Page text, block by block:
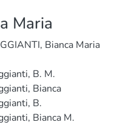
Maria
Bianca Maria
B. M.
Bianca
B.
Bianca M.